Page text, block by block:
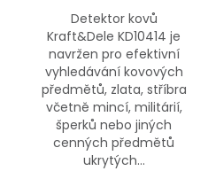
Detektor kovů
Kraft&Dele KD10414 je
navržen pro efektivní
vyhledávání kovových
předmětů, zlata, stříbra
včetně mincí, militárií,
šperků nebo jiných
cenných předmětů
ukrytých...